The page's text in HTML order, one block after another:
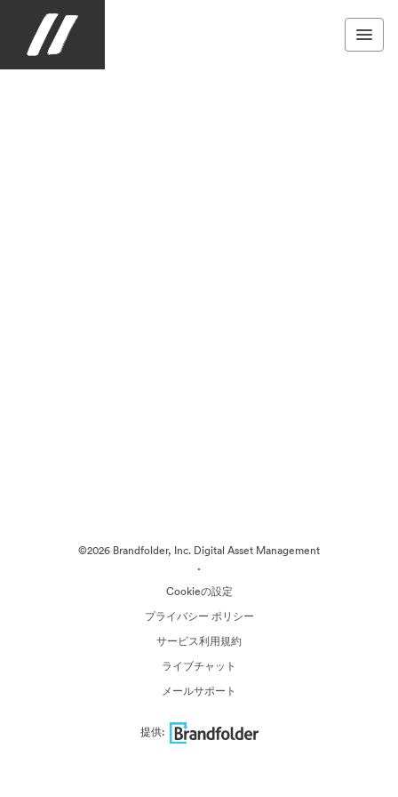
©2026 Brandfolder, Inc. Digital Asset Management
·
Cookieの設定
プライバシー ポリシー
サービス利用規約
ライブチャット
メールサポート
提供: